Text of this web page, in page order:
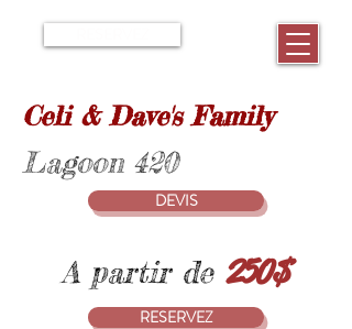
Celi & Dave's Family
Lagoon 420
DEVIS
A partir de 250$
RESERVEZ